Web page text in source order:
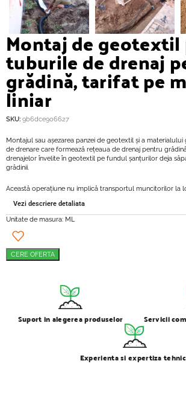
Montaj de
tuburile de drenaj
grădină, tarifat pe
liniar
SKU: 9b6dce906627
Montajul sau așezarea panzei de geotextil și a
de drenare care formează rețeaua de drenaj pentru
drenajelor învelite în geotextil pe fundul șanțurilor deja
grădinii.
Această operațiune nu implică transportul muncitorilor la
Vezi descriere detaliata
Unitate de masura: ML
CERE OFERTA
Suport in alegerea produselor Servicii
Experienta si expertiza